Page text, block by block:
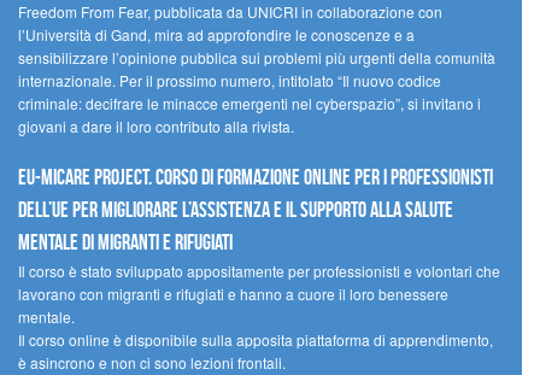
Freedom From Fear, pubblicata da UNICRI in collaborazione con
l’Università di Gand, mira ad approfondire le conoscenze e a
sensibilizzare l’opinione pubblica sui problemi più urgenti della comunità
internazionale. Per il prossimo numero, intitolato “Il nuovo codice
criminale: decifrare le minacce emergenti nel cyberspazio”, si invitano i
giovani a dare il loro contributo alla rivista.
EU-MiCare Project. Corso di formazione online per i professionisti
dell’UE per migliorare l’assistenza e il supporto alla salute
mentale di migranti e rifugiati
Il corso è stato sviluppato appositamente per professionisti e volontari che
lavorano con migranti e rifugiati e hanno a cuore il loro benessere
mentale.
Il corso online è disponibile sulla apposita piattaforma di apprendimento,
è asincrono e non ci sono lezioni frontali.